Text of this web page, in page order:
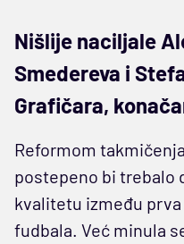
Nišlije naciljale
Smedereva i
Grafičara,
Reformom
postepeno bi trebalo
kvalitetu između
fudbala. Već minula